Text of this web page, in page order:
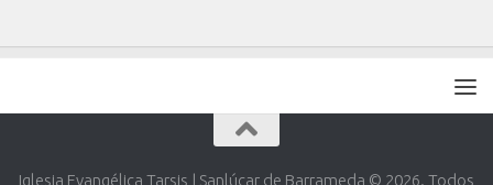
Iglesia Evangélica Tarsis | Sanlúcar de Barrameda © 2026. Todos